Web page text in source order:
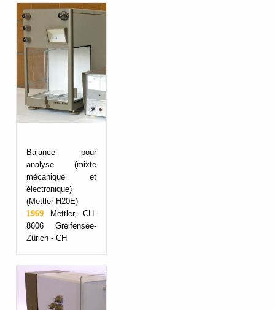
Balance pour
analyse (mixte
mécanique et
électronique)
(Mettler H20E)
1969
Mettler, CH-
8606 Greifensee-
Zürich - CH